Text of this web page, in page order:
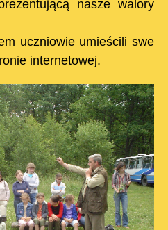
nasze walory
uczniowie umieścili swe
internetowej.